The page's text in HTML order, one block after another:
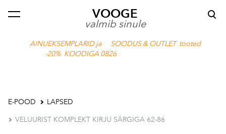
VOOGE
valmib sinule
AINUEKSEMPLARID ja SOODUS & OUTLET tooted
-20% KOODIGA 0826
lisati ostukorvi. Vaata ostukorvi
E-POOD LAPSED
VELUURIST KOMPLEKT KIRJU SÄRGIGA 62-86